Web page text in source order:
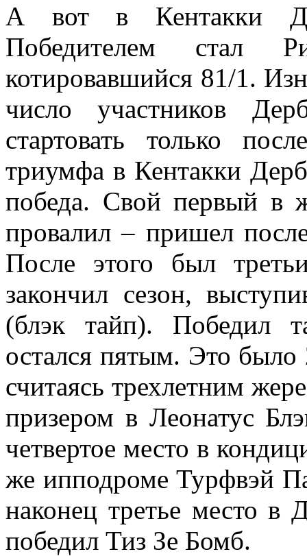
А вот в Кентакки
Победителем стал
котировавшийся 81/1.
число участников
стартовать только
триумфа в Кентакки
победа. Свой первый в
провалил – пришел
После этого был
закончил сезон,
(блэк тайп). Победил
остался пятым. Это
считаясь трехлетним
призером в Леонатус
четвертое место в
же ипподроме Турфвэй
наконец третье место
победил Тиз Зе Бомб.